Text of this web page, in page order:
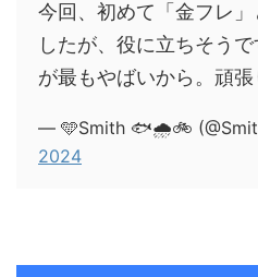
今回、初めて「金フレ
したが、役に立ちそう
が最もやばいから。頑張
— 🩵Smith 🐟🌧️🚲
2024